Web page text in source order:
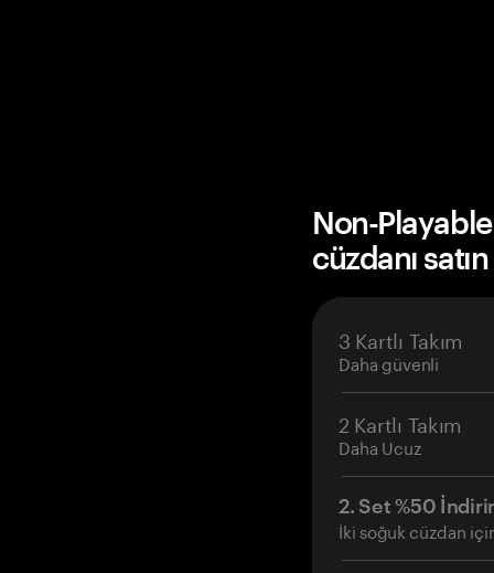
Non-
cüzdanı
3 Kartlı Takım
Daha güvenli
2 Kartlı Takım
Daha Ucuz
2. Set %50
İki soğuk cüzdan